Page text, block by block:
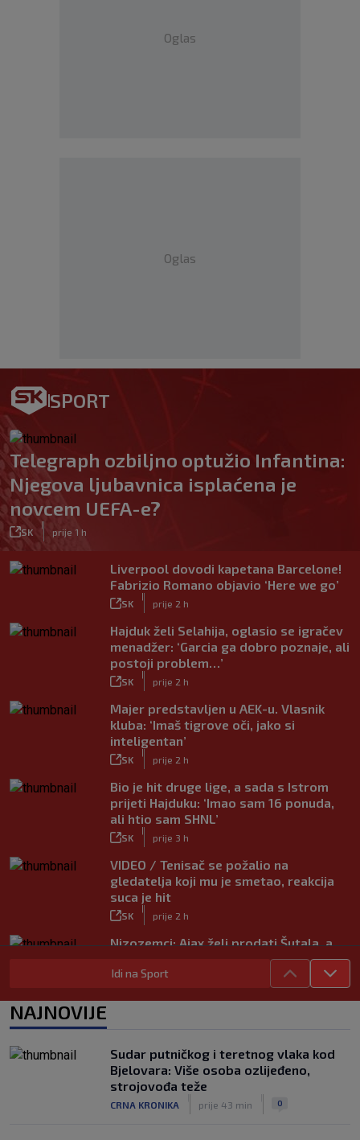
Oglas
Oglas
SPORT
Telegraph ozbiljno optužio Infantina:
Njegova ljubavnica isplaćena je
novcem UEFA-e?
SK prije 1 h
Liverpool dovodi kapetana Barcelone!
Fabrizio Romano objavio ‘Here we go’
SK prije 2 h
Hajduk želi Selahija, oglasio se igračev
menadžer: ‘Garcia ga dobro poznaje, ali
postoji problem…’
SK prije 2 h
Majer predstavljen u AEK-u. Vlasnik
kluba: ‘Imaš tigrove oči, jako si
inteligentan’
SK prije 2 h
Bio je hit druge lige, a sada s Istrom
prijeti Hajduku: ‘Imao sam 16 ponuda,
ali htio sam SHNL’
SK prije 3 h
VIDEO / Tenisač se požalio na
gledatelja koji mu je smetao, reakcija
suca je hit
SK prije 2 h
Nizozemci: Ajax želi prodati Šutala, a
SK
|
7. kol.
Bennacer raskinuo s Milanom i sada je
SK 7. kol.
VIDEO / Počela nam je ‘Cvajta’! Brekalo
solidan u gostujućoj pobjedi Herthe
kod Bochuma
Idi na Sport
NAJNOVIJE
Sudar putničkog i teretnog vlaka kod
Bjelovara: Više osoba ozlijeđeno,
strojovođa teže
CRNA KRONIKA prije 43 min 0